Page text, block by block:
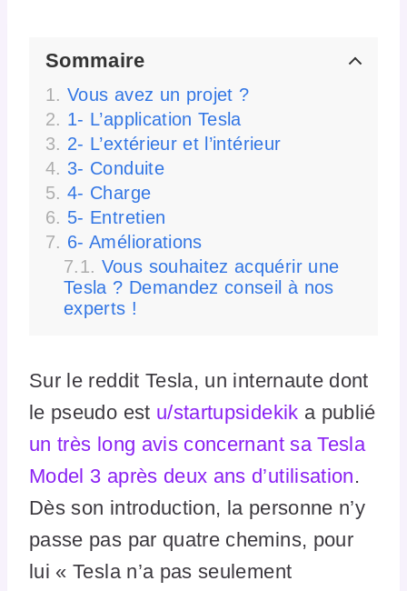
Sommaire
Vous avez un projet ?
1- L’application Tesla
2- L’extérieur et l’intérieur
3- Conduite
4- Charge
5- Entretien
6- Améliorations
Vous souhaitez acquérir une
Tesla ? Demandez conseil à nos
experts !
Sur le reddit Tesla, un internaute dont
le pseudo est u/startupsidekik a publié
un très long avis concernant sa Tesla
Model 3 après deux ans d’utilisation.
Dès son introduction, la personne n’y
passe pas par quatre chemins, pour
lui « Tesla n’a pas seulement